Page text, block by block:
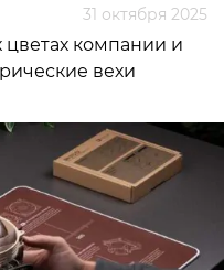
31 октября 2025
компании и
вехи